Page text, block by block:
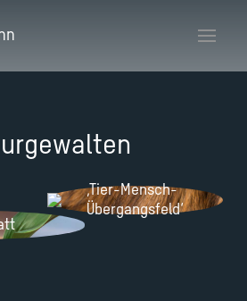
‚Tier-Mensch-
Übergangsfeld‘